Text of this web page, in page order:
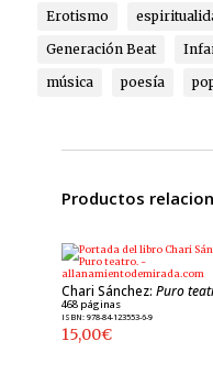
Erotismo
Generación Beat
música
poesía
Productos
Chari Sánchez: Puro
468 páginas
ISBN: 978-84-123553-6-9
15,00€